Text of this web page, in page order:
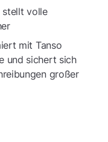
stellt volle
mit Tanso
und sichert sich
großer